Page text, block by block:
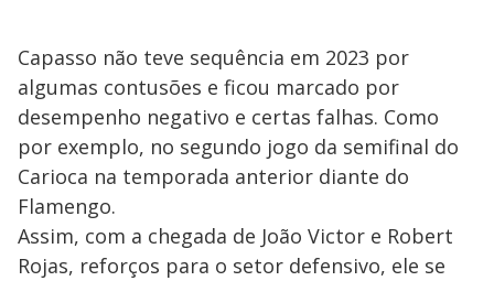
Capasso não teve sequência em 2023 por
algumas contusões e ficou marcado por
desempenho negativo e certas falhas. Como
por exemplo, no segundo jogo da semifinal do
Carioca na temporada anterior diante do
Flamengo.
Assim, com a chegada de João Victor e Robert
Rojas, reforços para o setor defensivo, ele se